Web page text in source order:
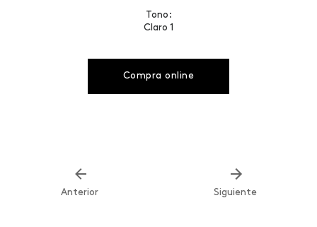
Tono:
Claro 1
Compra online
Anterior Siguiente